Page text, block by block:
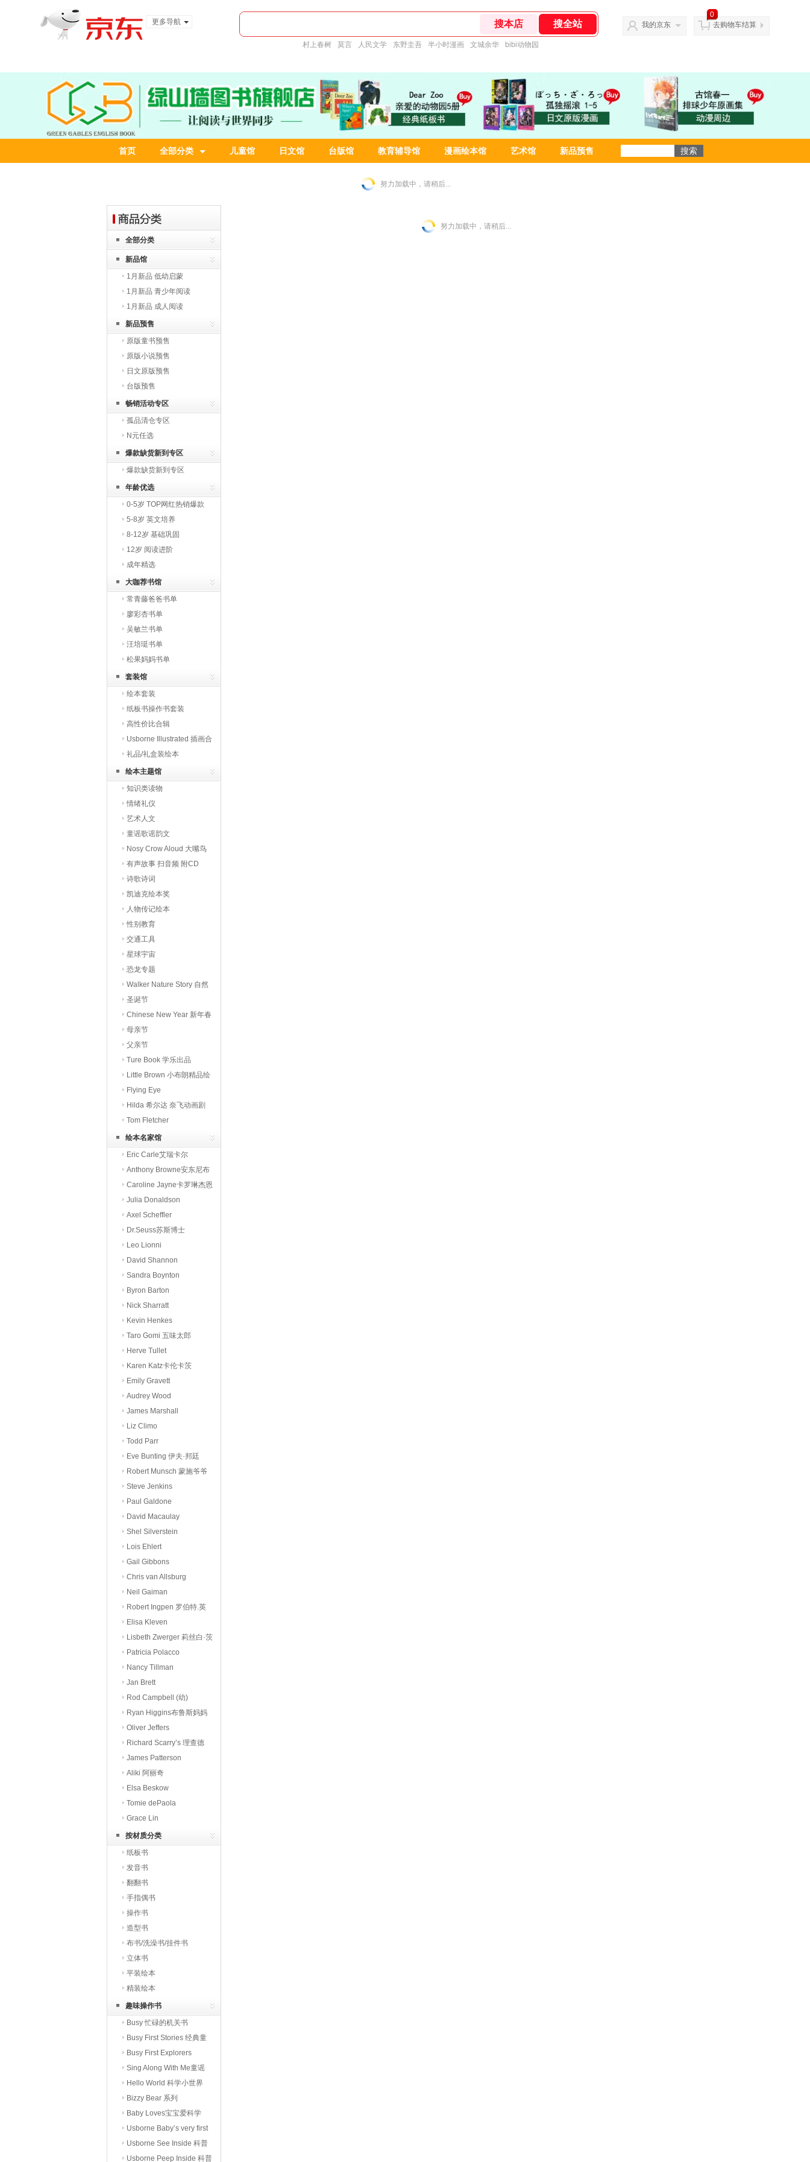
更多导航
村上春树 莫言 人民文学 东野圭吾 半小时漫画 文城余华 bibi动物园
我的京东
0
去购物车结算
首页 全部分类 儿童馆 日文馆 台版馆 教育辅导馆 漫画绘本馆 艺术馆 新品预售
努力加载中，请稍后...
全部分类
新品馆
1月新品 低幼启蒙
1月新品 青少年阅读
1月新品 成人阅读
新品预售
原版童书预售
原版小说预售
日文原版预售
台版预售
畅销活动专区
孤品清仓专区
N元任选
爆款缺货新到专区
爆款缺货新到专区
年龄优选
0-5岁 TOP网红热销爆款
5-8岁 英文培养
8-12岁 基础巩固
12岁 阅读进阶
成年精选
大咖荐书馆
常青藤爸爸书单
廖彩杏书单
吴敏兰书单
汪培珽书单
松果妈妈书单
套装馆
绘本套装
纸板书操作书套装
高性价比合辑
Usborne Illustrated 插画合
辑礼品/礼盒装绘本
绘本主题馆
知识类读物
情绪礼仪
艺术人文
童谣歌谣韵文
Nosy Crow Aloud 大嘴鸟
有声读物
有声故事 扫音频 附CD
诗歌诗词
凯迪克绘本奖
人物传记绘本
性别教育
交通工具
星球宇宙
恐龙专题
Walker Nature Story 自然
科普
圣诞节
Chinese New Year 新年春
节母亲节
父亲节
Ture Book 学乐出品
Little Brown 小布朗精品绘
本Flying Eye
Hilda 希尔达 奈飞动画剧
Tom Fletcher
绘本名家馆
Eric Carle艾瑞卡尔
Anthony Browne安东尼布
朗Caroline Jayne卡罗琳杰恩
Julia Donaldson
Axel Scheffler
Dr.Seuss苏斯博士
Leo Lionni
David Shannon
Sandra Boynton
Byron Barton
Nick Sharratt
Kevin Henkes
Taro Gomi 五味太郎
Herve Tullet
Karen Katz卡伦卡茨
Emily Gravett
Audrey Wood
James Marshall
Liz Climo
Todd Parr
Eve Bunting 伊夫·邦廷
Robert Munsch 蒙施爷爷
Steve Jenkins
Paul Galdone
David Macaulay
Shel Silverstein
Lois Ehlert
Gail Gibbons
Chris van Allsburg
Neil Gaiman
Robert Ingpen 罗伯特.英
潘Elisa Kleven
Lisbeth Zwerger 莉丝白·茨
威格
Patricia Polacco
Nancy Tillman
Jan Brett
Rod Campbell (幼)
Ryan Higgins布鲁斯妈妈
Oliver Jeffers
Richard Scarry’s 理查德
斯凯瑞
James Patterson
Aliki 阿丽奇
Elsa Beskow
Tomie dePaola
Grace Lin
按材质分类
纸板书
发音书
翻翻书
手指偶书
操作书
造型书
布书/洗澡书/挂件书
立体书
平装绘本
精装绘本
趣味操作书
Busy 忙碌的机关书
Busy First Stories 经典童
话Busy First Explorers
Sing Along With Me童谣
Hello World 科学小世界
Bizzy Bear 系列
Baby Loves宝宝爱科学
Usborne Baby’s very first
Usborne See Inside 科普
翻翻书
Usborne Peep Inside 科普
努力加载中，请稍后...